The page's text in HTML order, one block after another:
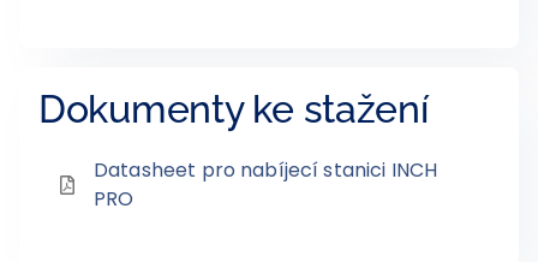
Dokumenty ke stažení
Datasheet pro nabíjecí stanici INCH
PRO